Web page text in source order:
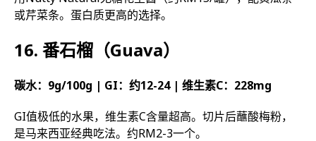
或芹菜条。蛋白质更高的选择。
16. 番石榴（Guava）
碳水：9g/100g | GI：约12-24 | 维生素C：228mg
GI值极低的水果，维生素C含量超高。切片后蘸酸梅粉，
是马来西亚经典吃法。约RM2-3一个。